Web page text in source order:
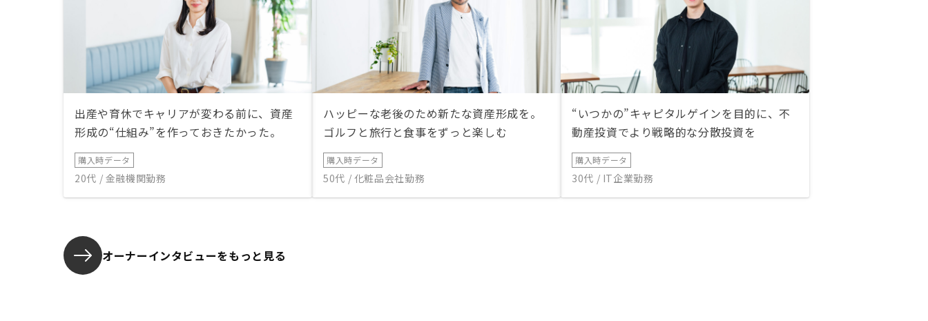
出産や育休でキャリアが変わる前に、資産
形成の“仕組み”を作っておきたかった。
購入時データ
20代 / 金融機関勤務
ハッピーな老後のため新たな資産形成を。
ゴルフと旅行と食事をずっと楽しむ
購入時データ
50代 / 化粧品会社勤務
“いつかの”キャピタルゲインを目的に、不
動産投資でより戦略的な分散投資を
購入時データ
30代 / IT企業勤務
オーナーインタビューをもっと見る